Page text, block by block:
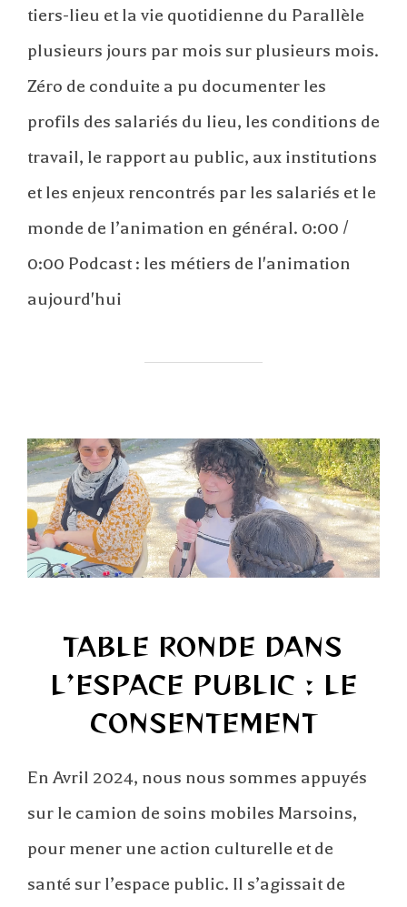
tiers-lieu et la vie quotidienne du Parallèle
plusieurs jours par mois sur plusieurs mois.
Zéro de conduite a pu documenter les
profils des salariés du lieu, les conditions de
travail, le rapport au public, aux institutions
et les enjeux rencontrés par les salariés et le
monde de l’animation en général. 0:00 /
0:00 Podcast : les métiers de l'animation
aujourd'hui
TABLE RONDE DANS
L’ESPACE PUBLIC : LE
CONSENTEMENT
En Avril 2024, nous nous sommes appuyés
sur le camion de soins mobiles Marsoins,
pour mener une action culturelle et de
santé sur l’espace public. Il s’agissait de